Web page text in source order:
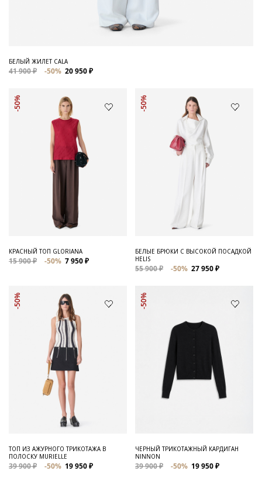
БЕЛЫЙ ЖИЛЕТ CALA
41 900 ₽ -50% 20 950 ₽
-50%
КРАСНЫЙ ТОП GLORIANA
15 900 ₽ -50% 7 950 ₽
-50%
БЕЛЫЕ БРЮКИ С ВЫСОКОЙ ПОСАДКОЙ
HELIS
55 900 ₽ -50% 27 950 ₽
-50%
ТОП ИЗ АЖУРНОГО ТРИКОТАЖА В
ПОЛОСКУ MURIELLE
39 900 ₽ -50% 19 950 ₽
-50%
ЧЕРНЫЙ ТРИКОТАЖНЫЙ КАРДИГАН
NINNON
39 900 ₽ -50% 19 950 ₽